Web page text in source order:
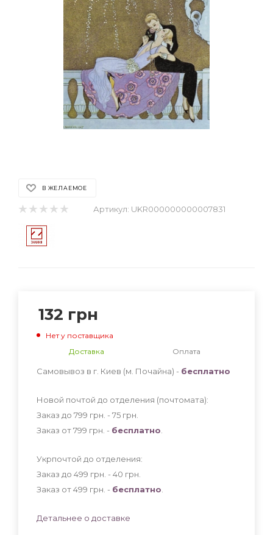
В ЖЕЛАЕМОЕ
Артикул: UKR000000000007831
132 грн
Нет у поставщика
Доставка
Оплата
Самовывоз в г. Киев (м. Почайна) - бесплатно
Новой почтой до отделения (почтомата):
Заказ до 799 грн. - 75 грн
Заказ от 799 грн. - бесплатно
Укрпочтой до отделения:
Заказ до 499 грн. - 40 грн
Заказ от 499 грн. - бесплатно
Детальнее о доставке